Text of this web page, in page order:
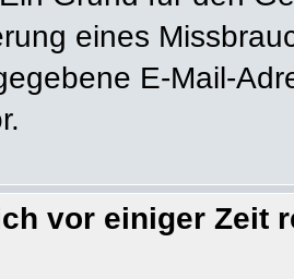
eines
E-Mail-
vor einiger Zeit